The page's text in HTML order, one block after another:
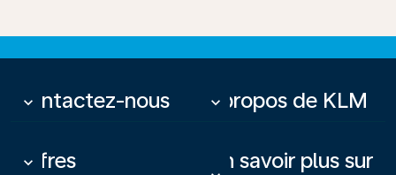
Contactez-nous
keyboard_arrow_down À propos de KLM
keyboard_arrow_down
Offres
keyboard_arrow_down En savoir plus sur